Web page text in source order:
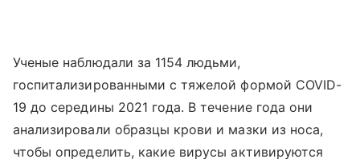
Ученые наблюдали за 1154 людьми,
госпитализированными с тяжелой формой COVID-
19 до середины 2021 года. В течение года они
анализировали образцы крови и мазки из носа,
чтобы определить, какие вирусы активируются